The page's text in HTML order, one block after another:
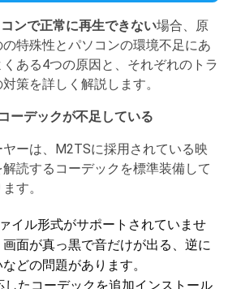
ンで正常に再生できない場合、原
特殊性とパソコンの環境不足にあ
ある4つの原因と、それぞれのトラ
策を詳しく解説します。
ーデックが不足している
ーは、M2TSに採用されている映
読するコーデックを標準装備して
す。
ァイル形式がサポートされていませ
面が真っ黒で音だけが出る、逆に
どの問題があります。
したコーデックを追加インストール